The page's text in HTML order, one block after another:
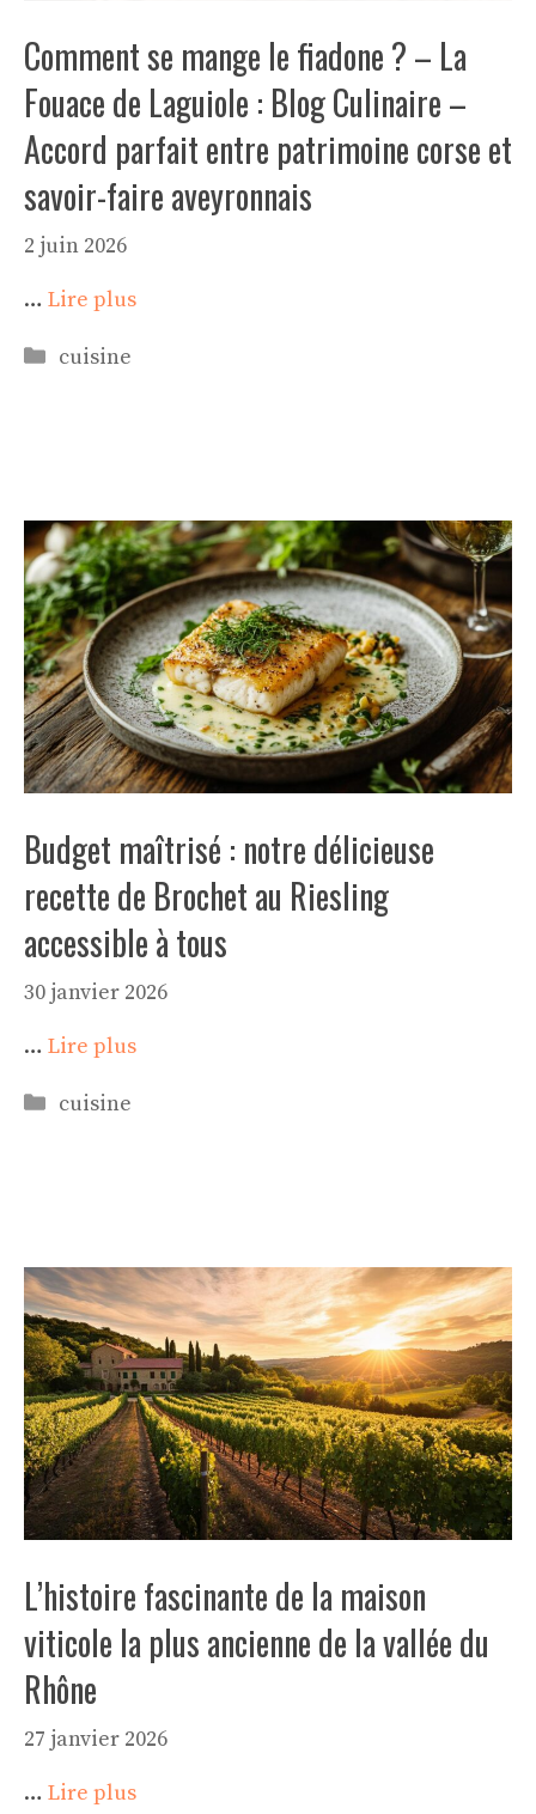
Comment se mange le fiadone ? – La
Fouace de Laguiole : Blog Culinaire –
Accord parfait entre patrimoine corse et
savoir-faire aveyronnais
2 juin 2026
… Lire plus
Catégories
cuisine
Budget maîtrisé : notre délicieuse
recette de Brochet au Riesling
accessible à tous
30 janvier 2026
… Lire plus
Catégories
cuisine
L’histoire fascinante de la maison
viticole la plus ancienne de la vallée du
Rhône
27 janvier 2026
… Lire plus